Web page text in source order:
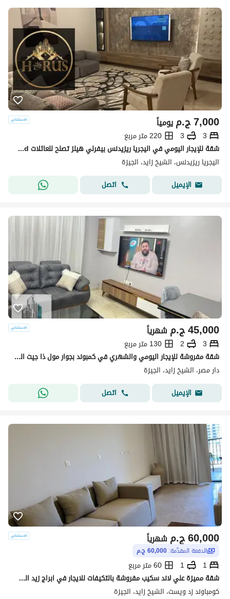
ج.م7,000 يومياً
3
3
220 متر مربع
شقة للإيجار اليومي في اليجريا ريزيدنس بيفرلي هيلز تصلح للعائلات elshikh zayed
اليجريا ريزيدنس، الشيخ زايد، الجيزة
الإيميل
اتصل
ج.م45,000 شهرياً
3
2
130 متر مربع
شقة مفروشة للإيجار اليومي والشهري في كمبوند بجوار مول ذا جيت الشيخ زايد
دار مصر، الشيخ زايد، الجيزة
الإيميل
اتصل
ج.م60,000 شهرياً
الدفعة المقدّمة: 60,000 ج.م
1
1
60 متر مربع
شقة مميزة علي لاند سكيب مفروشة بالتكيفات للايجار في ابراج زيد الشيخ زايد
كومباوند زد ويست، الشيخ زايد، الجيزة